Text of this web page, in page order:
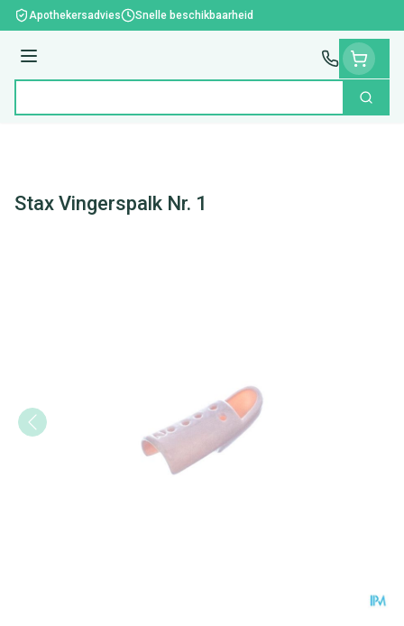
Ga naar de inhoud
Apothekersadvies Snelle beschikbaarheid
Menu
Zoek
Stax Vingerspalk Nr. 1